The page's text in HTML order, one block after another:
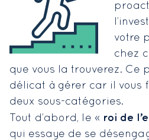
votre
chez
que vous la trouverez. Ce
délicat à gérer car il vous
deux sous-catégories.
Tout d’abord, le « roi de
qui essaye de se